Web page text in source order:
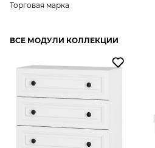
Торговая марка
ВСЕ МОДУЛИ КОЛЛЕКЦИИ